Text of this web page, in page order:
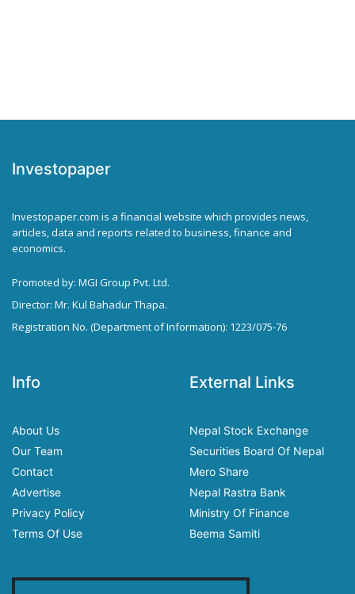
Investopaper
Investopaper.com is a financial website which provides news,
articles, data and reports related to business, finance and
economics.
Promoted by: MGI Group Pvt. Ltd.
Director: Mr. Kul Bahadur Thapa.
Registration No. (Department of Information): 1223/075-76
Info
About Us
Our Team
Contact
Advertise
Privacy Policy
Terms Of Use
External Links
Nepal Stock Exchange
Securities Board Of Nepal
Mero Share
Nepal Rastra Bank
Ministry Of Finance
Beema Samiti